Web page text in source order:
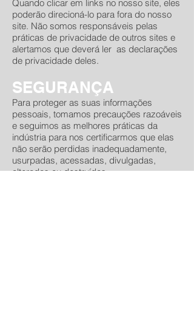
Quando clicar em links no nosso site, eles
poderão direcioná-lo para fora do nosso
site. Não somos responsáveis pelas
práticas de privacidade de outros sites e
alertamos que deverá ler as declarações
de privacidade deles.
SEGURANÇA
Para proteger as suas informações
pessoais, tomamos precauções razoáveis
e seguimos as melhores práticas da
indústria para nos certificarmos que elas
não serão perdidas inadequadamente,
usurpadas, acessadas, divulgadas,
alteradas ou destruídas.